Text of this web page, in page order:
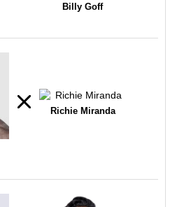
Billy Goff
Richie Miranda